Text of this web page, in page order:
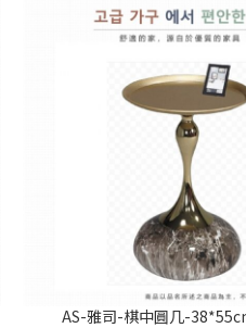
AS-雅司-棋中圓几-